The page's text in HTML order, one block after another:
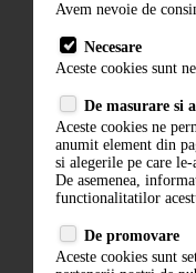
Avem nevoie de
Necesare
Aceste cookies sunt
De masurare si
Aceste cookies ne
anumit element din
si alegerile pe care
De asemenea,
functionalitatilor
De promovare
Aceste cookies sunt